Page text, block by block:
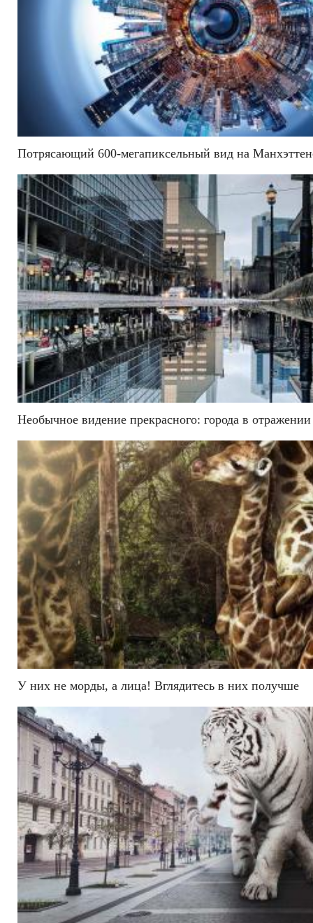
Потрясающий 600-мегапиксельный вид на
Необычное видение прекрасного: города в
У них не морды, а лица! Вглядитесь в них получше